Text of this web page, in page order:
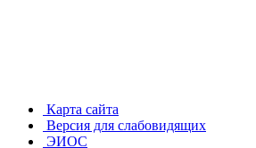
Карта сайта
Версия для слабовидящих
ЭИОС